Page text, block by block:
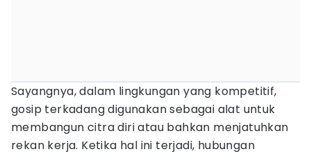
Sayangnya, dalam lingkungan yang kompetitif,
gosip terkadang digunakan sebagai alat untuk
membangun citra diri atau bahkan menjatuhkan
rekan kerja. Ketika hal ini terjadi, hubungan